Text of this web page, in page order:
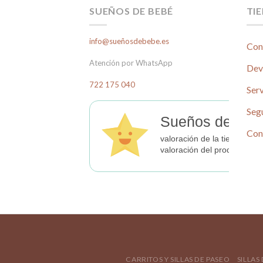
SUEÑOS DE BEBÉ
info@sueñosdebebe.es
Atención por WhatsApp
722 175 040
Sueños de Bebé
valoración de la tienda
valoración del producto
CARRITOS Y SILLAS DE PASEO SILLAS